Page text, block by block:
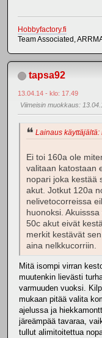
Hobbyfactory.fi
Team Associated,
tapsa92
13.04.14 - klo: 17.49
Viimeisin muokkaus:
Lainaus käyttäjältä:
Ei toi 160a ole
valitaan katostaan
nopari joka kestää
akut. Jotkut 120a
nelivetocorreissa
huonoksi.
50c akut eivät
merkit kestävät
aina nelkkucorriin.
Mitä isompi virran
muutenkin lievästi
varmuuden vuoksi.
mukaan pitää valita
ajelussa ja
järeämpää tavaraa,
tullut alimitoitettua